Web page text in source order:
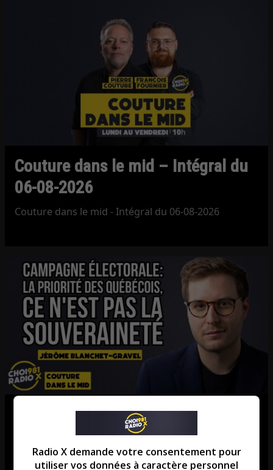
Couture dans le mid – Intégral du
06-08-2026
Couture dans le mid - Intégral du 06-08-2026
Campagne électorale : la priorité
des Québécois, ce n’est pas la
souveraineté.
Radio X demande votre consentement pour
utiliser vos données à caractère personnel